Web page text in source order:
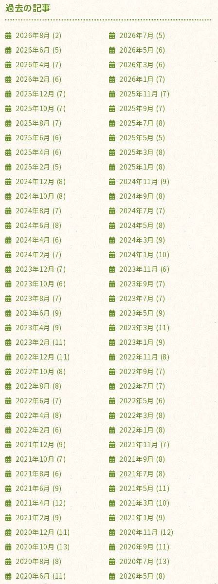
過去の記事
2026年8月 (2)
2026年7月 (5)
2026年6月 (5)
2026年5月 (6)
2026年4月 (7)
2026年3月 (6)
2026年2月 (6)
2026年1月 (7)
2025年12月 (7)
2025年11月 (7)
2025年10月 (7)
2025年9月 (7)
2025年8月 (7)
2025年7月 (8)
2025年6月 (6)
2025年5月 (5)
2025年4月 (6)
2025年3月 (8)
2025年2月 (5)
2025年1月 (8)
2024年12月 (8)
2024年11月 (9)
2024年10月 (8)
2024年9月 (8)
2024年8月 (7)
2024年7月 (7)
2024年6月 (8)
2024年5月 (8)
2024年4月 (6)
2024年3月 (9)
2024年2月 (7)
2024年1月 (10)
2023年12月 (7)
2023年11月 (6)
2023年10月 (6)
2023年9月 (7)
2023年8月 (7)
2023年7月 (7)
2023年6月 (9)
2023年5月 (9)
2023年4月 (9)
2023年3月 (11)
2023年2月 (11)
2023年1月 (9)
2022年12月 (11)
2022年11月 (8)
2022年10月 (8)
2022年9月 (7)
2022年8月 (8)
2022年7月 (7)
2022年6月 (7)
2022年5月 (6)
2022年4月 (8)
2022年3月 (8)
2022年2月 (6)
2022年1月 (8)
2021年12月 (9)
2021年11月 (7)
2021年10月 (7)
2021年9月 (8)
2021年8月 (6)
2021年7月 (8)
2021年6月 (9)
2021年5月 (11)
2021年4月 (12)
2021年3月 (10)
2021年2月 (9)
2021年1月 (9)
2020年12月 (11)
2020年11月 (12)
2020年10月 (13)
2020年9月 (11)
2020年8月 (8)
2020年7月 (13)
2020年6月 (11)
2020年5月 (8)